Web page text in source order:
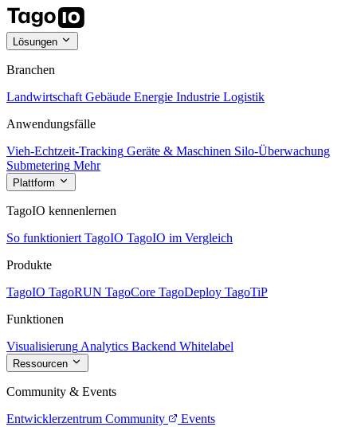
Lösungen
Branchen
Landwirtschaft Gebäude Energie Industrie Logistik
Anwendungsfälle
Vieh-Echtzeit-Tracking Geräte & Maschinen Silo-Überwachung
Submetering Mehr
Plattform
TagoIO kennenlernen
So funktioniert TagoIO TagoIO im Vergleich
Produkte
TagoIO TagoRUN TagoCore TagoDeploy TagoTiP
Funktionen
Visualisierung Analytics Backend Whitelabel
Ressourcen
Community & Events
Entwicklerzentrum Community
Events